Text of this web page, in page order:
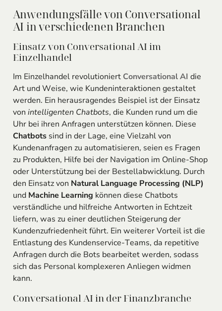
Anwendungsfälle von Conversational
AI in verschiedenen Branchen
Einsatz von Conversational AI im
Einzelhandel
Im Einzelhandel revolutioniert Conversational AI die
Art und Weise, wie Kundeninteraktionen gestaltet
werden. Ein herausragendes Beispiel ist der Einsatz
von intelligenten Chatbots, die Kunden rund um die
Uhr bei ihren Anfragen unterstützen können. Diese
Chatbotssind in der Lage, eine Vielzahl von
Kundenanfragen zu automatisieren, seien es Fragen
zu Produkten, Hilfe bei der Navigation im Online-Shop
oder Unterstützung bei der Bestellabwicklung. Durch
den Einsatz von Natural Language Processing (NLP)
und Machine Learning können diese Chatbots
verständliche und hilfreiche Antworten in Echtzeit
liefern, was zu einer deutlichen Steigerung der
Kundenzufriedenheit führt. Ein weiterer Vorteil ist die
Entlastung des Kundenservice-Teams, da repetitive
Anfragen durch die Bots bearbeitet werden, sodass
sich das Personal komplexeren Anliegen widmen
kann.
Conversational AI in der Finanzbranche